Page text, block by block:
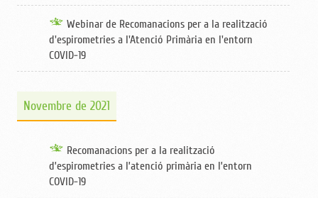
Webinar de Recomanacions per a la realització
d'espirometries a l'Atenció Primària en l'entorn
COVID-19
Novembre de 2021
Recomanacions per a la realització
d’espirometries a l’atenció primària en l’entorn
COVID-19